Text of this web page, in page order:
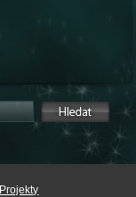
Projekty